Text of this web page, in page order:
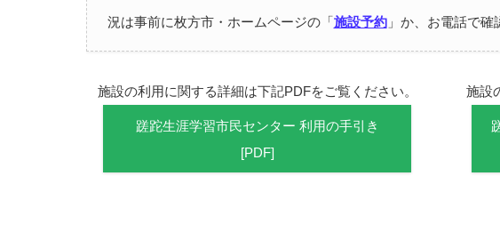
況は事前に枚方市・ホームページの「施設予約」か、お電話で確
施設の利用に関する詳細は下記PDFをご覧ください。
蹉跎生涯学習市民センター 利用の手引き
[PDF]
施設